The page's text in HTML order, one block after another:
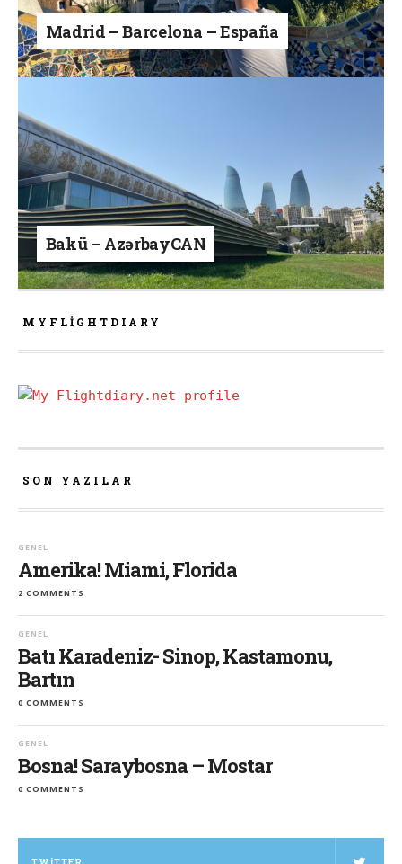
Madrid – Barcelona – España
Bakü – AzərbayCAN
MYFLIGHTDIARY
SON YAZILAR
GENEL
Amerika! Miami, Florida
2 COMMENTS
GENEL
Batı Karadeniz- Sinop, Kastamonu,
Bartın
0 COMMENTS
GENEL
Bosna! Saraybosna – Mostar
0 COMMENTS